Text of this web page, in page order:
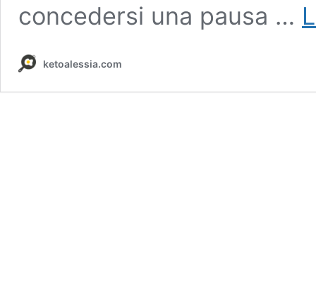
concedersi una pausa …
ketoalessia.com